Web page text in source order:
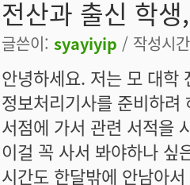
전산과 출신 학
글쓴이: syayiyip / 작성시
안녕하세요. 저는 모 대학
정보처리기사를 준비하
서점에 가서 관련 서적을
이걸 꼭 사서 봐야하나 싶
시간도 한달밖에 안남아